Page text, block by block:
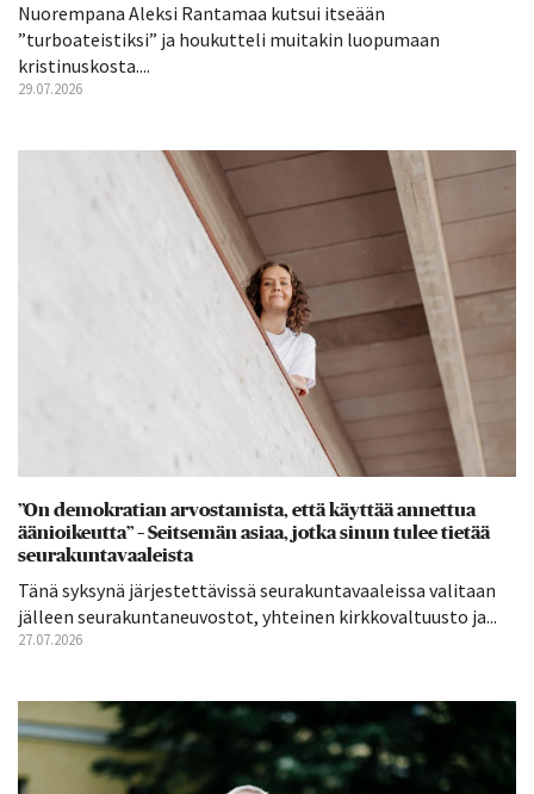
Nuorempana Aleksi Rantamaa kutsui itseään
”turboateistiksi” ja houkutteli muitakin luopumaan
kristinuskosta....
29.07.2026
”On demokratian arvostamista, että käyttää annettua
äänioikeutta” – Seitsemän asiaa, jotka sinun tulee tietää
seurakuntavaaleista
Tänä syksynä järjestettävissä seurakuntavaaleissa valitaan
jälleen seurakuntaneuvostot, yhteinen kirkkovaltuusto ja...
27.07.2026